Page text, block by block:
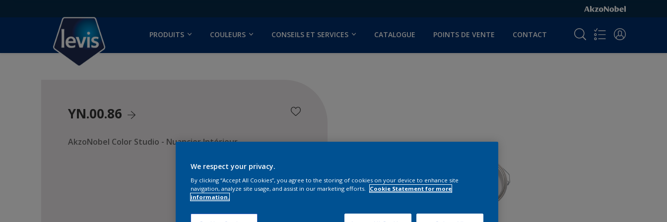
PRODUITS COULEURS CONSEILS ET SERVICES CATALOGUE POINTS DE VENTE CONTACT
YN.00.86
AkzoNobel Color Studio - Nuancier Intérieur
We respect your privacy.
By clicking “Accept All Cookies”, you agree to the storing of cookies on your device to enhance site
navigation, analyze site usage, and assist in our marketing efforts.
Cookie Statement for more
information.